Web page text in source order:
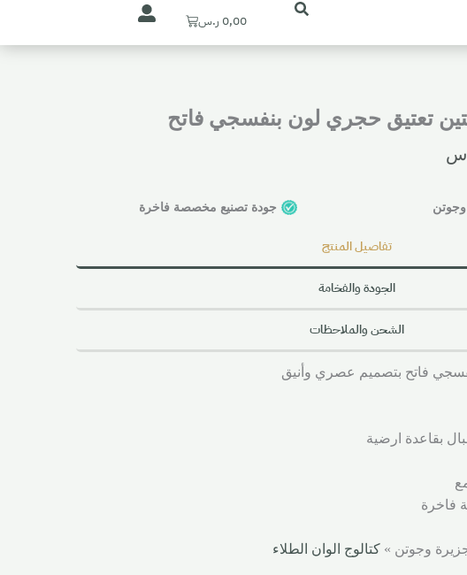
0,00 ر.سCart
تعتيق حجري لون بنفسجي فاتح
وجوتن جودة تصنيع مخصصة فاخرة
تفاصيل المنتج
الجودة والفخامة
الشحن والملاحظات
فاتح بتصميم عصري وأنيق
بقاعدة ارضية
فاخرة
وجوتن »كتالوج الوان الطلاء